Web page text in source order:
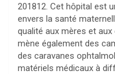
201812. Cet hôpital est
envers la santé
qualité aux mères et
mène également des
des caravanes
matériels médicaux à